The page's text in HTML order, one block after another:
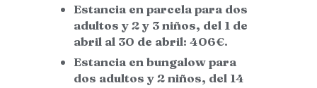
Estancia en parcela para dos
adultos y 2 y 3 niños, del 1 de
abril al 30 de abril: 406€.
Estancia en bungalow para
dos adultos y 2 niños, del 14